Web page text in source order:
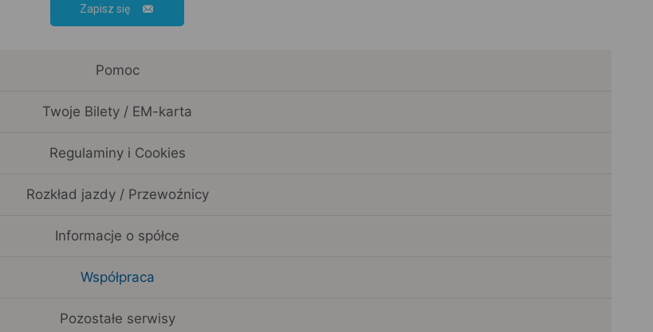
Zapisz się
Pomoc
Twoje Bilety / EM-karta
Regulaminy i Cookies
Rozkład jazdy / Przewoźnicy
Informacje o spółce
Współpraca
Pozostałe serwisy